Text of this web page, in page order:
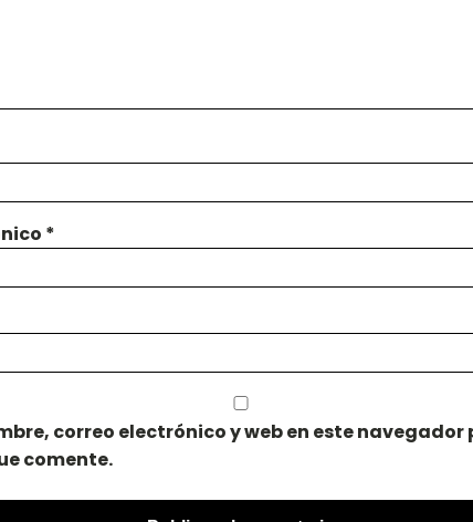
*
correo electrónico y web en este navegador
comente.